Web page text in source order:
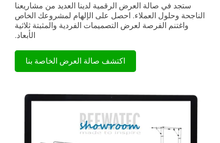
ستجد في صالة العرض الرقمية لدينا العديد من مشاريعنا
الناجحة وحلول العملاء. احصل على الإلهام لمشروعك الخاص
واغتنم الفرصة لعرض التصميمات الفردية والمثبتة ثلاثية
الأبعاد.
اكتشف صالة العرض الخاصة بنا